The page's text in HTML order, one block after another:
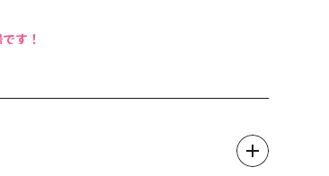
す！